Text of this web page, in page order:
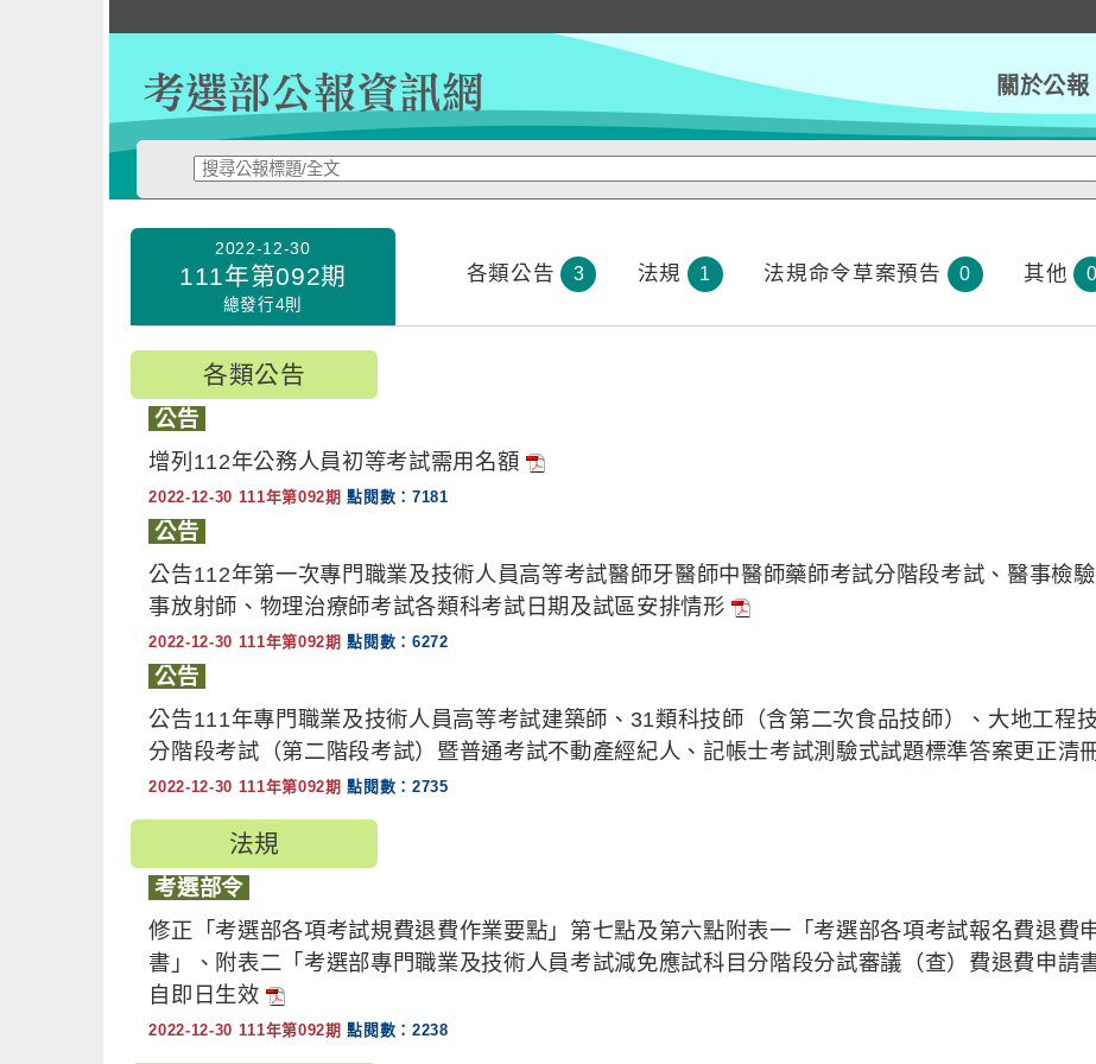
內
容
關於公報
:::
2022-12-30
111年第092期
總發行4則
各類公告 3 法規 1 法規命令草案預告 0 其他 0
各類公告
公告
增列112年公務人員初等考試需用名額
2022-12-30 111年第092期點閱數：7181
公告
公告112年第一次專門職業及技術人員高等考試醫師牙醫師中醫師藥師考試分階段考試、醫事檢
事放射師、物理治療師考試各類科考試日期及試區安排情形
2022-12-30 111年第092期點閱數：6272
公告
公告111年專門職業及技術人員高等考試建築師、31類科技師（含第二次食品技師）、大地工程
分階段考試（第二階段考試）暨普通考試不動產經紀人、記帳士考試測驗式試題標準答案更正清
2022-12-30 111年第092期點閱數：2735
法規
考選部令
修正「考選部各項考試規費退費作業要點」第七點及第六點附表一「考選部各項考試報名費退費
書」、附表二「考選部專門職業及技術人員考試減免應試科目分階段分試審議（查）費退費申請
自即日生效
2022-12-30 111年第092期點閱數：2238